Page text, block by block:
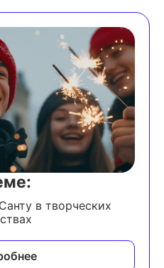
в творческих